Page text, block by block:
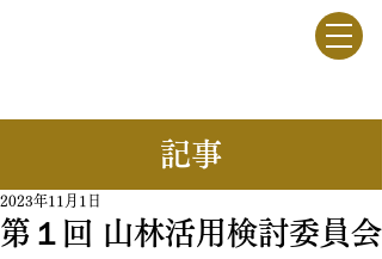
​記事
第１回 山林活用検討委員会
2023年11月1日